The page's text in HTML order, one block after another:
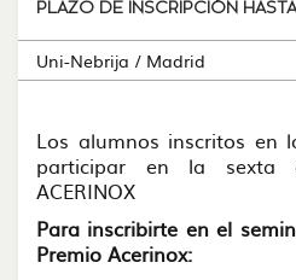
PLAZO DE INSCRIPCIÓN
Uni-Nebrija / Madrid
Los alumnos inscritos en
participar en la sexta
ACERINOX
Para inscribirte en el
Premio Acerinox: